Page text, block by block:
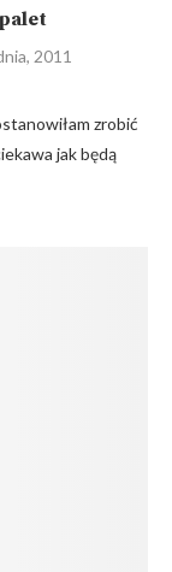
2011
zrobić
jak będą